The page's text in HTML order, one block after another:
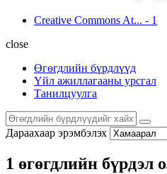
Creative Commons At... - 1
close
Өгөгдлийн бүрдлүүд
Үйл ажиллагааны урсгал
Танилцуулга
Дараахаар эрэмбэлэх
1 өгөгдлийн бүрдэл